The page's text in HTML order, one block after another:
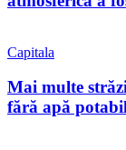
Capitala
Mai multe
fără apă